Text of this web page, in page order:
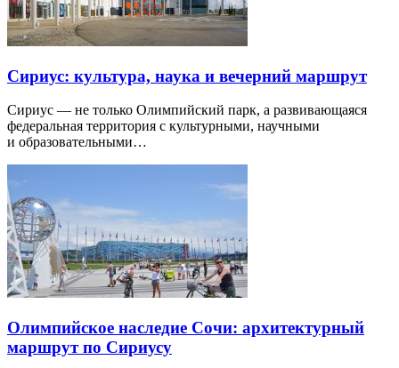
Сириус: культура, наука и вечерний маршрут
Сириус — не только Олимпийский парк, а развивающаяся
федеральная территория с культурными, научными
и образовательными…
Олимпийское наследие Сочи: архитектурный
маршрут по Сириусу